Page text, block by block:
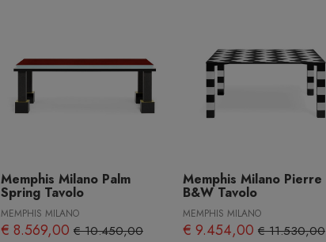
Memphis Milano Palm
Spring Tavolo
MEMPHIS MILANO
€ 8.569,00 € 10.450,00
Memphis Milano Pierre
B&W Tavolo
MEMPHIS MILANO
€ 9.454,00 € 11.530,00